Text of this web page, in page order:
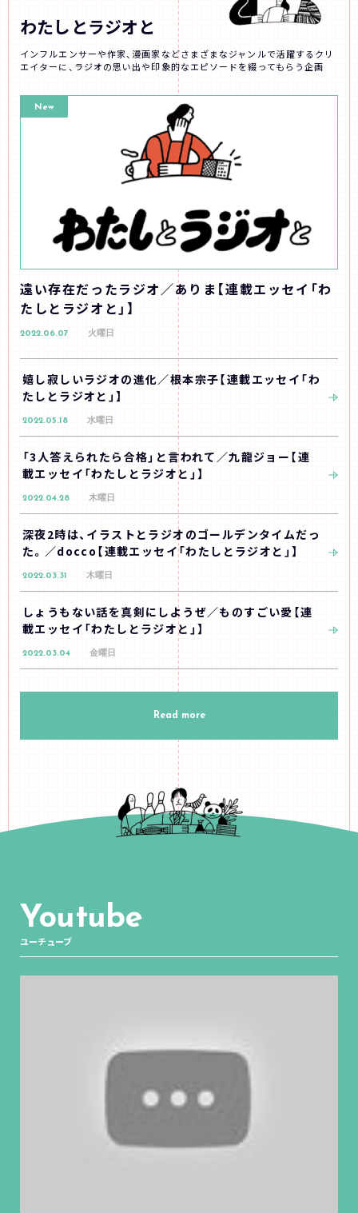
わたしとラジオと
インフルエンサーや作家、漫画家などさまざまなジャンルで活躍するクリ
エイターに、ラジオの思い出や印象的なエピソードを綴ってもらう企画
New
遠い存在だったラジオ／ありま【連載エッセイ「わ
たしとラジオと」】
2022.06.07 火曜日
嬉し寂しいラジオの進化／根本宗子【連載エッセイ「わ
たしとラジオと」】
2022.05.18 水曜日
「3人答えられたら合格」と言われて／九龍ジョー【連
載エッセイ「わたしとラジオと」】
2022.04.28 木曜日
深夜2時は、イラストとラジオのゴールデンタイムだっ
た。／docco【連載エッセイ「わたしとラジオと」】
2022.03.31 木曜日
しょうもない話を真剣にしようぜ／ものすごい愛【連
載エッセイ「わたしとラジオと」】
2022.03.04 金曜日
Read more
Youtube
ユーチューブ